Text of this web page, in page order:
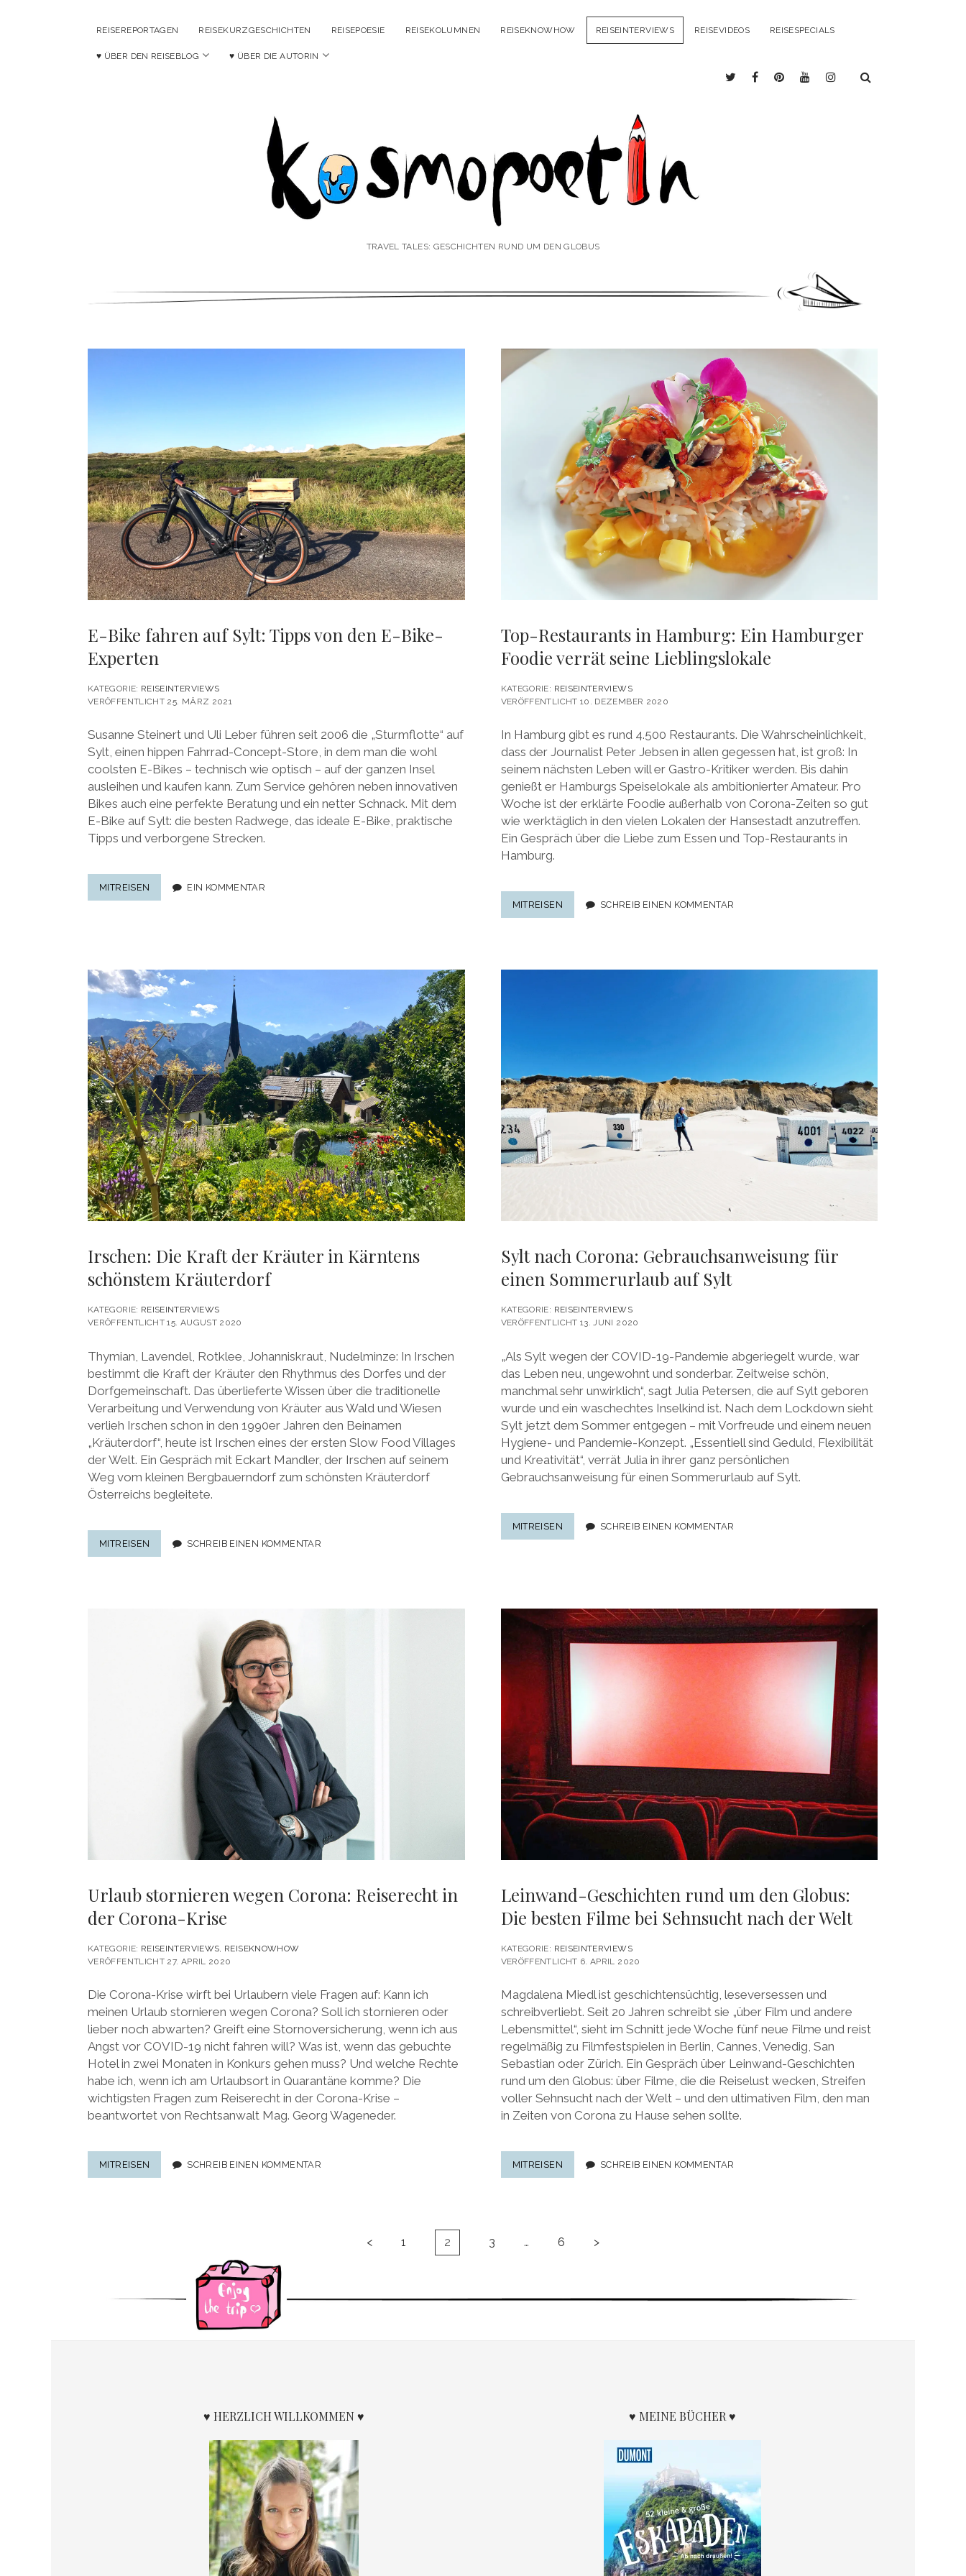
REISEREPORTAGEN REISEKURZGESCHICHTEN REISEPOESIE REISEKOLUMNEN REISEKNOWHOW REISEINTERVIEWS REISEVIDEOS REISESPECIALS
♥ ÜBER DEN REISEBLOG Menü♥ ÜBER DIE AUTORIN Menü
twitterfacebook
pinterestyoutubeinstagram
Kosmopoetin
TRAVEL TALES: GESCHICHTEN RUND UM DEN GLOBUS
E-Bike fahren auf Sylt: Tipps von den E-Bike-
Experten
KATEGORIE: REISEINTERVIEWS
VERÖFFENTLICHT 25. MÄRZ 2021
Susanne Steinert und Uli Leber führen seit 2006 die „Sturmflotte“ auf
Sylt, einen hippen Fahrrad-Concept-Store, in dem man die wohl
coolsten E-Bikes – technisch wie optisch – auf der ganzen Insel
ausleihen und kaufen kann. Zum Service gehören neben innovativen
Bikes auch eine perfekte Beratung und ein netter Schnack. Mit dem
E-Bike auf Sylt: die besten Radwege, das ideale E-Bike, praktische
Tipps und verborgene Strecken.
MITREISEN
BIKE
VON
DEN
E-
BIKE-
EXPERTEN
EIN KOMMENTAR
Top-Restaurants in Hamburg: Ein Hamburger
Foodie verrät seine Lieblingslokale
KATEGORIE: REISEINTERVIEWS
VERÖFFENTLICHT 10. DEZEMBER 2020
In Hamburg gibt es rund 4.500 Restaurants. Die Wahrscheinlichkeit,
dass der Journalist Peter Jebsen in allen gegessen hat, ist groß: In
seinem nächsten Leben will er Gastro-Kritiker werden. Bis dahin
genießt er Hamburgs Speiselokale als ambitionierter Amateur. Pro
Woche ist der erklärte Foodie außerhalb von Corona-Zeiten so gut
wie werktäglich in den vielen Lokalen der Hansestadt anzutreffen.
Ein Gespräch über die Liebe zum Essen und Top-Restaurants in
Hamburg.
MITREISEN
RESTAURANTS
HAMBURGER
SCHREIB EINEN KOMMENTAR
Irschen: Die Kraft der Kräuter in Kärntens
schönstem Kräuterdorf
KATEGORIE: REISEINTERVIEWS
VERÖFFENTLICHT 15. AUGUST 2020
Thymian, Lavendel, Rotklee, Johanniskraut, Nudelminze: In Irschen
bestimmt die Kraft der Kräuter den Rhythmus des Dorfes und der
Dorfgemeinschaft. Das überlieferte Wissen über die traditionelle
Verarbeitung und Verwendung von Kräuter aus Wald und Wiesen
verlieh Irschen schon in den 1990er Jahren den Beinamen
„Kräuterdorf“, heute ist Irschen eines der ersten Slow Food Villages
der Welt. Ein Gespräch mit Eckart Mandler, der Irschen auf seinem
Weg vom kleinen Bergbauerndorf zum schönsten Kräuterdorf
Österreichs begleitete.
MITREISEN IRSCHEN:
DIE
SCHREIB EINEN KOMMENTAR
Sylt nach Corona: Gebrauchsanweisung für
einen Sommerurlaub auf Sylt
KATEGORIE: REISEINTERVIEWS
VERÖFFENTLICHT 13. JUNI 2020
„Als Sylt wegen der COVID-19-Pandemie abgeriegelt wurde, war
das Leben neu, ungewohnt und sonderbar. Zeitweise schön,
manchmal sehr unwirklich“, sagt Julia Petersen, die auf Sylt geboren
wurde und ein waschechtes Inselkind ist. Nach dem Lockdown sieht
Sylt jetzt dem Sommer entgegen – mit Vorfreude und einem neuen
Hygiene- und Pandemie-Konzept. „Essentiell sind Geduld, Flexibilität
und Kreativität“, verrät Julia in ihrer ganz persönlichen
Gebrauchsanweisung für einen Sommerurlaub auf Sylt.
MITREISEN
NACH
SOMMERURLAUB
AUF
SYLT
SCHREIB EINEN KOMMENTAR
Urlaub stornieren wegen Corona: Reiserecht in
der Corona-Krise
KATEGORIE: REISEINTERVIEWS REISEKNOWHOW
VERÖFFENTLICHT 27. APRIL 2020
Die Corona-Krise wirft bei Urlaubern viele Fragen auf: Kann ich
meinen Urlaub stornieren wegen Corona? Soll ich stornieren oder
lieber noch abwarten? Greift eine Stornoversicherung, wenn ich aus
Angst vor COVID-19 nicht fahren will? Was ist, wenn das gebuchte
Hotel in zwei Monaten in Konkurs gehen muss? Und welche Rechte
habe ich, wenn ich am Urlaubsort in Quarantäne komme? Die
wichtigsten Fragen zum Reiserecht in der Corona-Krise –
beantwortet von Rechtsanwalt Mag. Georg Wageneder.
MITREISEN URLAUB
STORNIEREN
SCHREIB EINEN KOMMENTAR
Leinwand-Geschichten rund um den Globus:
Die besten Filme bei Sehnsucht nach der Welt
KATEGORIE: REISEINTERVIEWS
VERÖFFENTLICHT 6. APRIL 2020
Magdalena Miedl ist geschichtensüchtig, leseversessen und
schreibverliebt. Seit 20 Jahren schreibt sie „über Film und andere
Lebensmittel“, sieht im Schnitt jede Woche fünf neue Filme und reist
regelmäßig zu Filmfestspielen in Berlin, Cannes, Venedig, San
Sebastian oder Zürich. Ein Gespräch über Leinwand-Geschichten
rund um den Globus: über Filme, die die Reiselust wecken, Streifen
voller Sehnsucht nach der Welt – und den ultimativen Film, den man
in Zeiten von Corona zu Hause sehen sollte.
MITREISEN LEINWAND-
GESCHICHTEN
DIE
SEHNSUCHT
SCHREIB EINEN KOMMENTAR
< 1 2 3 … 6 >
♥ HERZLICH WILLKOMMEN ♥ ♥ MEINE BÜCHER ♥